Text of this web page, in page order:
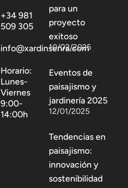
+34 981
509 305
info@xardinsenra.com
Horario:
Lunes-
Viernes
9:00-
14:00h
para un
proyecto
exitoso
10/02/2025
Eventos de
paisajismo y
jardinería 2025
12/01/2025
Tendencias en
paisajismo:
innovación y
sostenibilidad